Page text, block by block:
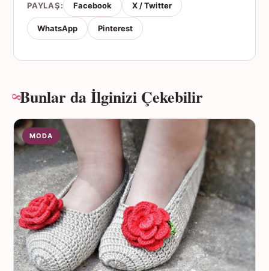
PAYLAŞ: Facebook X / Twitter
WhatsApp Pinterest
Bunlar da İlginizi Çekebilir
MODA